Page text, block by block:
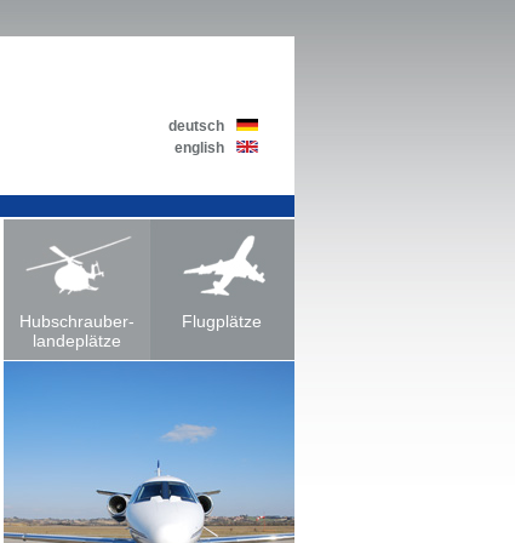
deutsch
english
Hubschrauber-
landeplätze
Flugplätze